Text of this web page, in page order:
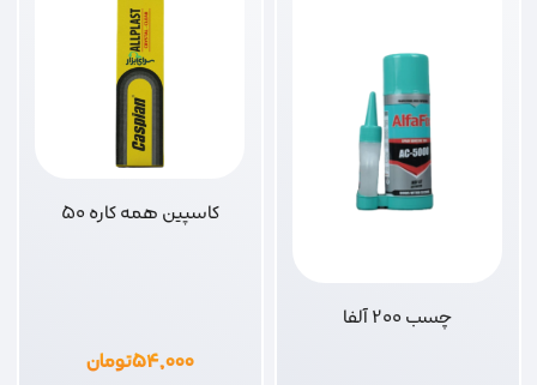
چسب 200 آلفا
کاسپین همه کاره 50
۵۴,۰۰۰تومان